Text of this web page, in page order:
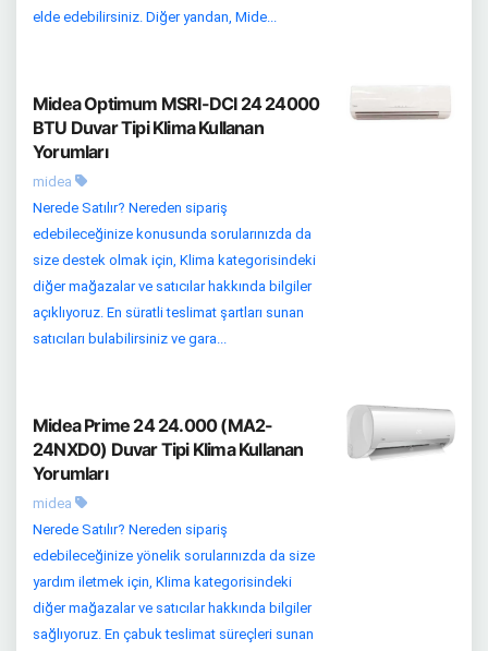
elde edebilirsiniz. Diğer yandan, Mide...
Midea Optimum MSRI-DCI 24 24000
BTU Duvar Tipi Klima Kullanan
Yorumları
midea
Nerede Satılır? Nereden sipariş
edebileceğinize konusunda sorularınızda da
size destek olmak için, Klima kategorisindeki
diğer mağazalar ve satıcılar hakkında bilgiler
açıklıyoruz. En süratli teslimat şartları sunan
satıcıları bulabilirsiniz ve gara...
Midea Prime 24 24.000 (MA2-
24NXD0) Duvar Tipi Klima Kullanan
Yorumları
midea
Nerede Satılır? Nereden sipariş
edebileceğinize yönelik sorularınızda da size
yardım iletmek için, Klima kategorisindeki
diğer mağazalar ve satıcılar hakkında bilgiler
sağlıyoruz. En çabuk teslimat süreçleri sunan